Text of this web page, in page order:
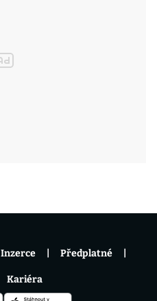
Inzerce Předplatné
Kariéra